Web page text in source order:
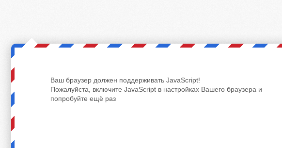
Ваш браузер должен поддерживать JavaScript!
Пожалуйста, включите JavaScript в настройках Вашего браузера и
попробуйте ещё раз